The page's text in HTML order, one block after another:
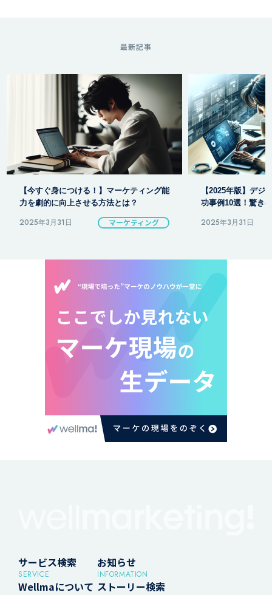
最新記事
【2025年版】デジタルマーケティング成
功事例10選！驚きの結果とは？
2025年3月31日 マーケティング
ブログで始める！
の効果的な戦略と
2025年3月31日
サービス検索
SERVICE
お知らせ
INFORMATION
Wellmaについて ストーリー検索